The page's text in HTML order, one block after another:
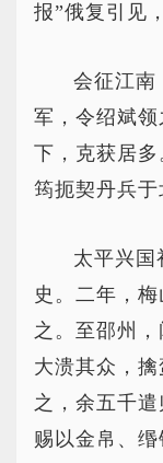
报”俄复引见
会征江南
军，令绍斌
下，克获居
筠扼契丹兵于
太平兴国
史。二年，
之。至邵州
大溃其众，
之，余五千
赐以金帛、